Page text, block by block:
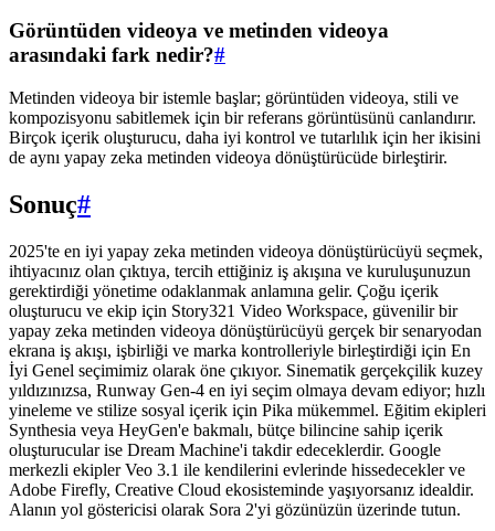
Görüntüden videoya ve metinden videoya
arasındaki fark nedir?#
Metinden videoya bir istemle başlar; görüntüden videoya, stili ve
kompozisyonu sabitlemek için bir referans görüntüsünü canlandırır.
Birçok içerik oluşturucu, daha iyi kontrol ve tutarlılık için her ikisini
de aynı yapay zeka metinden videoya dönüştürücüde birleştirir.
Sonuç#
2025'te en iyi yapay zeka metinden videoya dönüştürücüyü seçmek,
ihtiyacınız olan çıktıya, tercih ettiğiniz iş akışına ve kuruluşunuzun
gerektirdiği yönetime odaklanmak anlamına gelir. Çoğu içerik
oluşturucu ve ekip için Story321 Video Workspace, güvenilir bir
yapay zeka metinden videoya dönüştürücüyü gerçek bir senaryodan
ekrana iş akışı, işbirliği ve marka kontrolleriyle birleştirdiği için En
İyi Genel seçimimiz olarak öne çıkıyor. Sinematik gerçekçilik kuzey
yıldızınızsa, Runway Gen-4 en iyi seçim olmaya devam ediyor; hızlı
yineleme ve stilize sosyal içerik için Pika mükemmel. Eğitim ekipleri
Synthesia veya HeyGen'e bakmalı, bütçe bilincine sahip içerik
oluşturucular ise Dream Machine'i takdir edeceklerdir. Google
merkezli ekipler Veo 3.1 ile kendilerini evlerinde hissedecekler ve
Adobe Firefly, Creative Cloud ekosisteminde yaşıyorsanız idealdir.
Alanın yol göstericisi olarak Sora 2'yi gözünüzün üzerinde tutun.